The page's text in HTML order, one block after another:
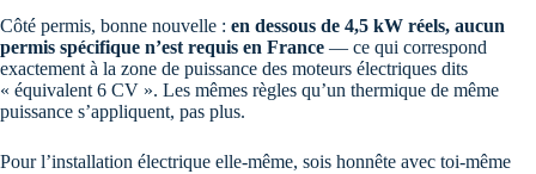
Côté permis, bonne nouvelle : en dessous de 4,5 kW réels, aucun
permis spécifique n’est requis en France — ce qui correspond
exactement à la zone de puissance des moteurs électriques dits
« équivalent 6 CV ». Les mêmes règles qu’un thermique de même
puissance s’appliquent, pas plus.
Pour l’installation électrique elle-même, sois honnête avec toi-même